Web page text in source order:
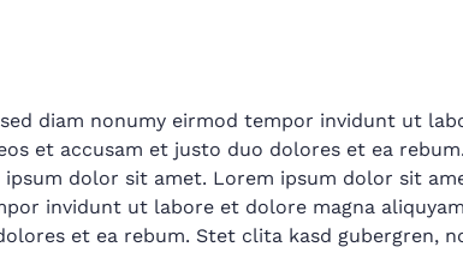
diam nonumy eirmod tempor invidunt ut
et accusam et justo duo dolores et ea
dolor sit amet. Lorem ipsum dolor sit
invidunt ut labore et dolore magna
et ea rebum. Stet clita kasd gubergren,